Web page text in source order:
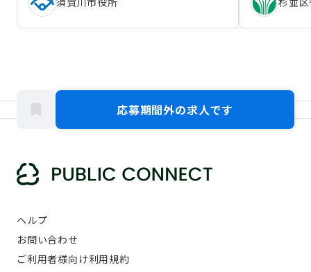
応募期間外の求人です
ヘルプ
お問い合わせ
ご利用者様向け利用規約